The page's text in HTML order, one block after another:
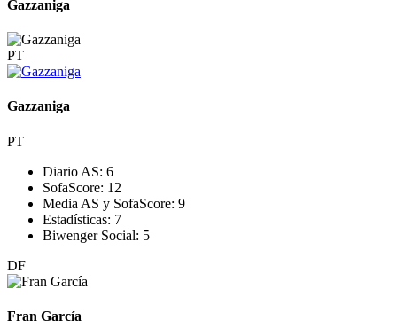
Gazzaniga
PT
Gazzaniga
PT
Diario AS: 6
SofaScore: 12
Media AS y SofaScore: 9
Estadísticas: 7
Biwenger Social: 5
DF
Fran García